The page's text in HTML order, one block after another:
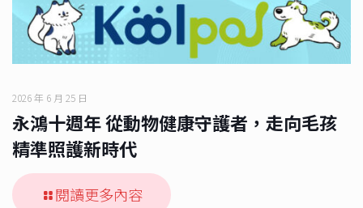
2026 年 6 月 25 日
永鴻十週年 從動物健康守護者，走向毛孩
精準照護新時代
閱讀更多內容